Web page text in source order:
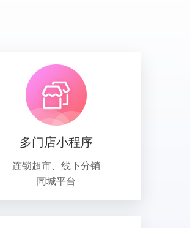
多门店小程序
连锁超市、线下分销
同城平台